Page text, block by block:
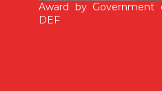
Award by Government
DEF